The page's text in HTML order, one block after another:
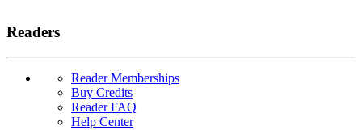
Readers
Reader Memberships
Buy Credits
Reader FAQ
Help Center